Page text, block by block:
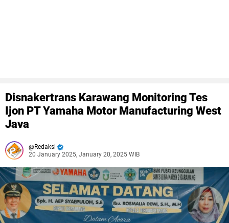
Disnakertrans Karawang Monitoring Tes
Ijon PT Yamaha Motor Manufacturing West
Java
Redaksi
20 January 2025, January 20, 2025 WIB